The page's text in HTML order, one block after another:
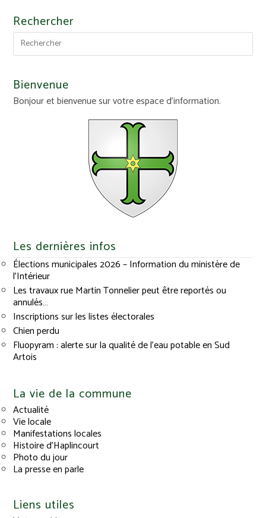
Rechercher
Bienvenue
Bonjour et bienvenue sur votre espace d'information.
Les dernières infos
Élections municipales 2026 – Information du ministère de
l’Intérieur
Les travaux rue Martin Tonnelier peut être reportés ou
annulés…
Inscriptions sur les listes électorales
Chien perdu
Fluopyram : alerte sur la qualité de l’eau potable en Sud
Artois
La vie de la commune
Actualité
Vie locale
Manifestations locales
Histoire d’Haplincourt
Photo du jour
La presse en parle
Liens utiles